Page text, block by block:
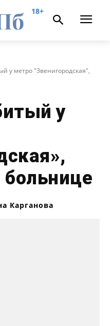
18+
у метро "Звенигородская",
у
больнице
Карганова